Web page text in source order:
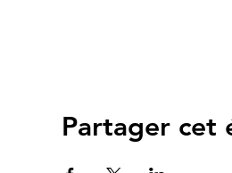
Partager cet